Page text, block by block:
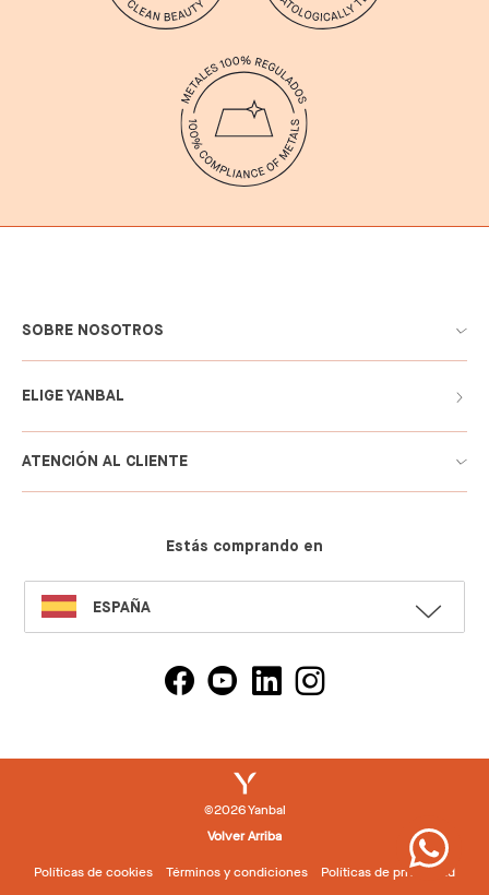
SOBRE NOSOTROS
ELIGE YANBAL
ATENCIÓN AL CLIENTE
Estás comprando en
SELECT
LANGUAGE
ESPAÑA
©2026 Yanbal
Volver Arriba
Políticas de cookies Términos y condiciones Políticas de privacidad